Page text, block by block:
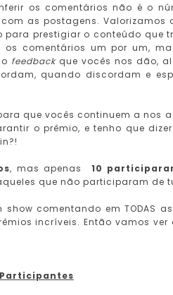
os comentários não é o
as postagens. Valorizamos
prestigiar o conteúdo que
os comentários um por um,
feedbackque vocês nos dão,
quando discordam e
que vocês continuem a nos
o prêmio, e tenho que
, mas apenas 10
que não participaram de
comentando em TODAS
incríveis. Então vamos
Participantes